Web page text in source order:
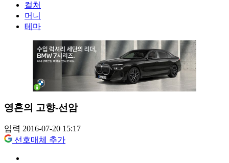
컬처
머니
테마
영혼의 고향-선암
입력 2016-07-20 15:17
선호매체 추가